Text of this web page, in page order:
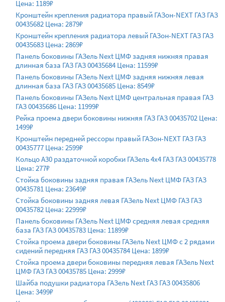
Цена: 1189₽
Кронштейн крепления радиатора правый ГАЗон-NEXT ГАЗ ГАЗ
00435682 Цена: 2879₽
Кронштейн крепления радиатора левый ГАЗон-NEXT ГАЗ ГАЗ
00435683 Цена: 2869₽
Панель боковины ГАЗель Next ЦМФ задняя нижняя правая
длинная база ГАЗ ГАЗ 00435684 Цена: 11599₽
Панель боковины ГАЗель Next ЦМФ задняя нижняя левая
длинная база ГАЗ ГАЗ 00435685 Цена: 8549₽
Панель боковины ГАЗель Next ЦМФ центральная правая ГАЗ
ГАЗ 00435686 Цена: 11999₽
Рейка проема двери боковины нижняя ГАЗ ГАЗ 00435702 Цена:
1499₽
Кронштейн передней рессоры правый ГАЗон-NEXT ГАЗ ГАЗ
00435777 Цена: 2599₽
Кольцо А30 раздаточной коробки ГАЗель 4х4 ГАЗ ГАЗ 00435778
Цена: 277₽
Стойка боковины задняя правая ГАЗель Next ЦМФ ГАЗ ГАЗ
00435781 Цена: 23649₽
Стойка боковины задняя левая ГАЗель Next ЦМФ ГАЗ ГАЗ
00435782 Цена: 22999₽
Панель боковины ГАЗель Next ЦМФ средняя левая средняя
база ГАЗ ГАЗ 00435783 Цена: 11899₽
Стойка проема двери боковины ГАЗель Next ЦМФ с 2 рядами
сидений передняя ГАЗ ГАЗ 00435784 Цена: 1899₽
Стойка проема двери боковины передняя левая ГАЗель Next
ЦМФ ГАЗ ГАЗ 00435785 Цена: 2999₽
Шайба подушки радиатора ГАЗель Next ГАЗ ГАЗ 00435806
Цена: 3499₽